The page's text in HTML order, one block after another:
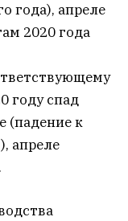
года), апреле
2020 года
году спад
(падение к
апреле